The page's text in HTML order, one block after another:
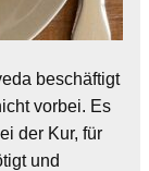
beschäftigt
vorbei. Es
der Kur, für
und